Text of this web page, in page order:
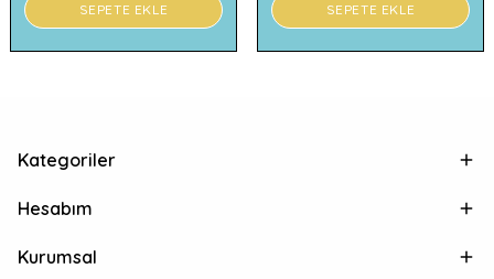
SEPETE EKLE SEPETE EKLE
Kategoriler
Hesabım
Kurumsal